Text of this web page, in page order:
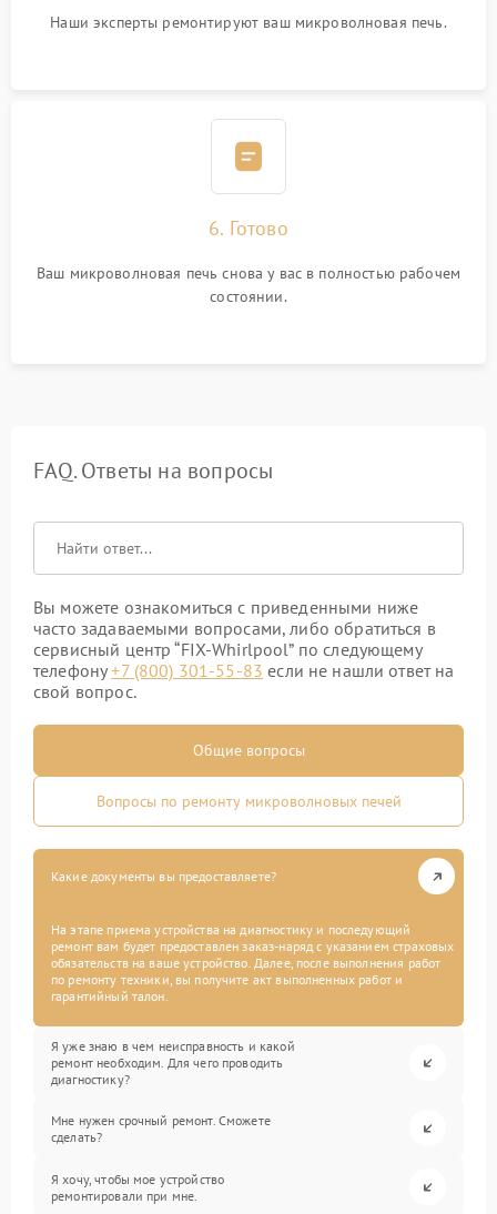
Наши эксперты ремонтируют ваш микроволновая печь.
6. Готово
Ваш микроволновая печь снова у вас в полностью рабочем
состоянии.
FAQ. Ответы на вопросы
Вы можете ознакомиться с приведенными ниже
часто задаваемыми вопросами, либо обратиться в
сервисный центр “FIX-Whirlpool” по следующему
телефону+7 (800) 301-55-83 если не нашли ответ на
свой вопрос.
Общие вопросы
Вопросы по ремонту микроволновых печей
Какие документы вы предоставляете?
На этапе приема устройства на диагностику и последующий
ремонт вам будет предоставлен заказ-наряд с указанием страховых
обязательств на ваше устройство. Далее, после выполнения работ
по ремонту техники, вы получите акт выполненных работ и
гарантийный талон.
Я уже знаю в чем неисправность и какой
ремонт необходим. Для чего проводить
диагностику?
Мне нужен срочный ремонт. Сможете
сделать?
Я хочу, чтобы мое устройство
ремонтировали при мне.